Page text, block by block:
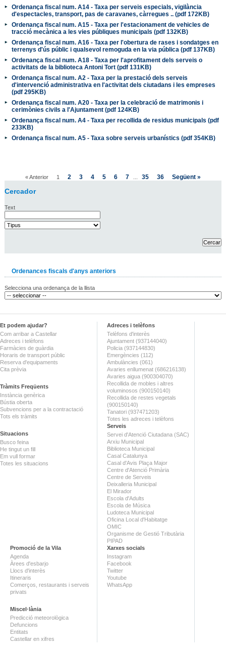
Ordenança fiscal num. A14 - Taxa per serveis especials, vigilància
d'espectacles, transport, pas de caravanes, càrregues .. (pdf 172KB)
Ordenança fiscal num. A15 - Taxa per l'estacionament de vehicles de
tracció mecànica a les vies públiques municipals (pdf 132KB)
Ordenança fiscal num. A16 - Taxa per l'obertura de rases i sondatges en
terrenys d'ús públic i qualsevol remoguda en la via pública (pdf 137KB)
Ordenança fiscal num. A18 - Taxa per l'aprofitament dels serveis o
activitats de la biblioteca Antoni Tort (pdf 131KB)
Ordenança fiscal num. A2 - Taxa per la prestació dels serveis
d'intervenció administrativa en l'activitat dels ciutadans i les empreses
(pdf 295KB)
Ordenança fiscal num. A20 - Taxa per la celebració de matrimonis i
cerimònies civils a l'Ajuntament (pdf 124KB)
Ordenança fiscal num. A4 - Taxa per recollida de residus municipals (pdf
233KB)
Ordenança fiscal num. A5 - Taxa sobre serveis urbanístics (pdf 354KB)
« Anterior 1 2 3 4 5 6 7 35 36 Següent »
Cercador
Text
Ordenances fiscals d'anys anteriors
Selecciona una ordenança de la llista
Et podem ajudar?
Com arribar a Castellar
Adreces i telèfons
Farmàcies de guàrdia
Horaris de transport públic
Reserva d'equipaments
Cita prèvia
Tràmits Freqüents
Instància genèrica
Bústia oberta
Subvencions per a la contractació
Tots els tràmits
Situacions
Busco feina
He tingut un fill
Em vull formar
Totes les situacions
Adreces i telèfons
Telèfons d'interès
Ajuntament (937144040)
Policia (937144830)
Emergències (112)
Ambulàncies (061)
Avaries enllumenat (686216138)
Avaries aigua (900304070)
Recollida de mobles i altres
voluminosos (900150140)
Recollida de restes vegetals
(900150140)
Tanatori (937471203)
Totes les adreces i telèfons
Serveis
Servei d'Atenció Ciutadana (SAC)
Arxiu Municipal
Biblioteca Municipal
Casal Catalunya
Casal d'Avis Plaça Major
Centre d'Atenció Primària
Centre de Serveis
Deixalleria Municipal
El Mirador
Escola d'Adults
Escola de Música
Ludoteca Municipal
Oficina Local d'Habitatge
OMIC
Organisme de Gestió Tributària
PIPAD
Promoció de la Vila
Agenda
Àrees d'esbarjo
Llocs d'interès
Itineraris
Comerços, restaurants i serveis
privats
Miscel·lània
Predicció meteorològica
Defuncions
Entitats
Castellar en xifres
Xarxes socials
Instagram
Facebook
Twitter
Youtube
WhatsApp